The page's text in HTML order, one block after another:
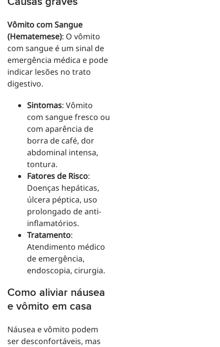
Vômito com Sangue
(Hematemese): O vômito
com sangue é um sinal de
emergência médica e pode
indicar lesões no trato
digestivo.
Sintomas: Vômito
com sangue fresco ou
com aparência de
borra de café, dor
abdominal intensa,
tontura.
Fatores de Risco:
Doenças hepáticas,
úlcera péptica, uso
prolongado de anti-
inflamatórios.
Tratamento:
Atendimento médico
de emergência,
endoscopia, cirurgia.
Como aliviar náusea
e vômito em casa
Náusea e vômito podem
ser desconfortáveis, mas